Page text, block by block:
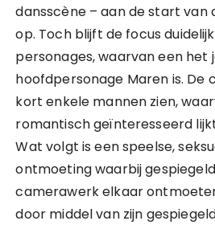
dansscène – aan de start van
op. Toch blijft de focus
personages, waarvan een het
hoofdpersonage Maren is. De
kort enkele mannen zien,
romantisch geïnteresseerd
Wat volgt is een speelse,
ontmoeting waarbij
camerawerk elkaar
door middel van zijn